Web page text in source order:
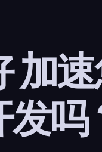
加
吗